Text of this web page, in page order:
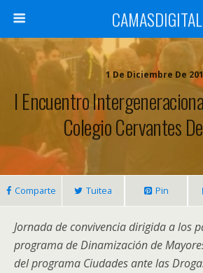
CAMASDIGITAL
1 De Diciembre De
I Encuentro
Colegio Cervantes
Comparte Tuitea Pin
Jornada de convivencia dirigida a los
programa de Dinamización de
del programa Ciudades ante las